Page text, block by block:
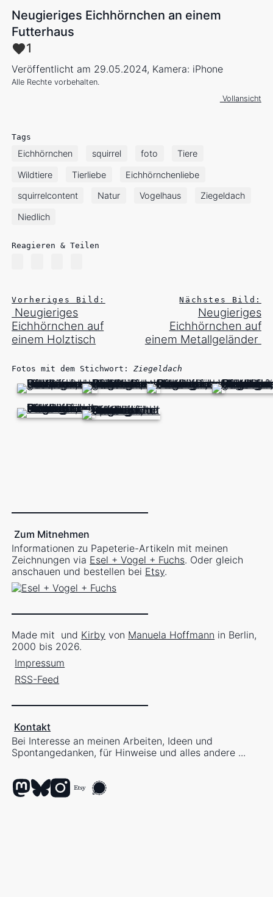
Neugieriges Eichhörnchen an einem
Futterhaus
1
Veröffentlicht am 29.05.2024, Kamera: iPhone
Alle Rechte vorbehalten.
Vollansicht
Tags
Eichhörnchen squirrel foto Tiere
Wildtiere Tierliebe Eichhörnchenliebe
squirrelcontent Natur Vogelhaus Ziegeldach
Niedlich
Reagieren & Teilen
Vorheriges Bild:
Neugieriges
Eichhörnchen auf
einem Holztisch
Nächstes Bild:
Neugieriges
Eichhörnchen auf
einem Metallgeländer
Fotos mit dem Stichwort:Ziegeldach
Zum Mitnehmen
Informationen zu Papeterie-Artikeln mit meinen
Zeichnungen via Esel + Vogel + Fuchs. Oder gleich
anschauen und bestellen bei Etsy.
Made mit und Kirby von Manuela Hoffmann in Berlin,
2000 bis 2026.
Impressum
RSS-Feed
Kontakt
Bei Interesse an meinen Arbeiten, Ideen und
Spontangedanken, für Hinweise und alles andere ...